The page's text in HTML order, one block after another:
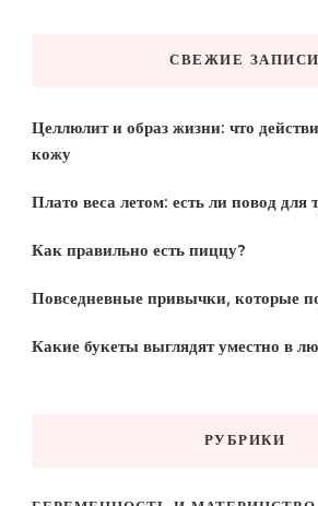
СВЕЖИЕ ЗАПИСИ
Целлюлит и образ жизни: что
кожу
Плато веса летом: есть ли повод для
Как правильно есть пиццу?
Повседневные привычки, которые
Какие букеты выглядят уместно в
РУБРИКИ